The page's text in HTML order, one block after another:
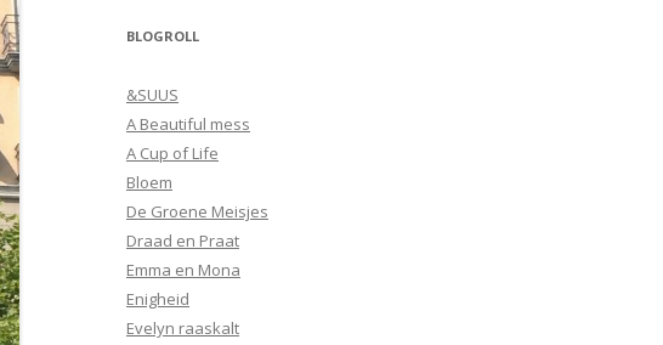
BLOGROLL
&SUUS
A Beautiful mess
A Cup of Life
Bloem
De Groene Meisjes
Draad en Praat
Emma en Mona
Enigheid
Evelyn raaskalt